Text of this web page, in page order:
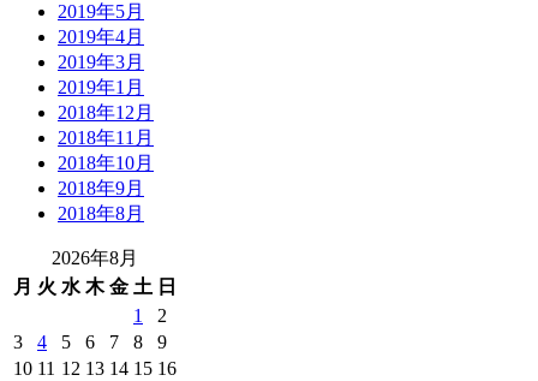
2019年5月
2019年4月
2019年3月
2019年1月
2018年12月
2018年11月
2018年10月
2018年9月
2018年8月
2026年8月
月 火 水 木 金 土 日
1
2
3
4 5 6 7 8
9
10 11 12 13 14 15 16